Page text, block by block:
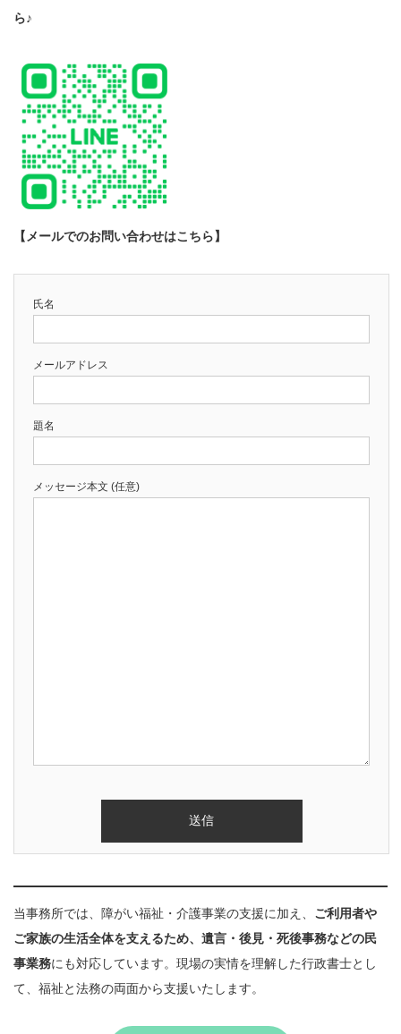
ら♪
【メールでのお問い合わせはこちら】
氏名
メールアドレス
題名
メッセージ本文 (任意)
当事務所では、障がい福祉・介護事業の支援に加え、 ご利用者や
ご家族の生活全体を支えるため、遺言・後見・死後事務などの民
事業務にも対応しています。現場の実情を理解した行政書士とし
て、福祉と法務の両面から支援いたします。